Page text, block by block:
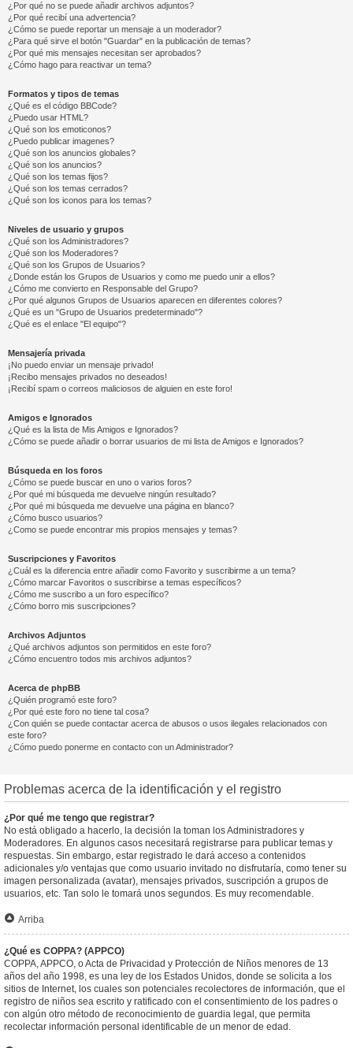
¿Por qué no se puede añadir archivos adjuntos?
¿Por qué recibí una advertencia?
¿Cómo se puede reportar un mensaje a un moderador?
¿Para qué sirve el botón "Guardar" en la publicación de temas?
¿Por qué mis mensajes necesitan ser aprobados?
¿Cómo hago para reactivar un tema?
Formatos y tipos de temas
¿Qué es el código BBCode?
¿Puedo usar HTML?
¿Qué son los emoticonos?
¿Puedo publicar imagenes?
¿Qué son los anuncios globales?
¿Qué son los anuncios?
¿Qué son los temas fijos?
¿Qué son los temas cerrados?
¿Qué son los iconos para los temas?
Niveles de usuario y grupos
¿Qué son los Administradores?
¿Qué son los Moderadores?
¿Qué son los Grupos de Usuarios?
¿Donde están los Grupos de Usuarios y como me puedo unir a ellos?
¿Cómo me convierto en Responsable del Grupo?
¿Por qué algunos Grupos de Usuarios aparecen en diferentes colores?
¿Qué es un "Grupo de Usuarios predeterminado"?
¿Qué es el enlace "El equipo"?
Mensajería privada
¡No puedo enviar un mensaje privado!
¡Recibo mensajes privados no deseados!
¡Recibí spam o correos maliciosos de alguien en este foro!
Amigos e Ignorados
¿Qué es la lista de Mis Amigos e Ignorados?
¿Cómo se puede añadir o borrar usuarios de mi lista de Amigos e Ignorados?
Búsqueda en los foros
¿Cómo se puede buscar en uno o varios foros?
¿Por qué mi búsqueda me devuelve ningún resultado?
¿Por qué mi búsqueda me devuelve una página en blanco?
¿Cómo busco usuarios?
¿Como se puede encontrar mis propios mensajes y temas?
Suscripciones y Favoritos
¿Cuál es la diferencia entre añadir como Favorito y suscribirme a un tema?
¿Cómo marcar Favoritos o suscribirse a temas específicos?
¿Cómo me suscribo a un foro específico?
¿Cómo borro mis suscripciones?
Archivos Adjuntos
¿Qué archivos adjuntos son permitidos en este foro?
¿Cómo encuentro todos mis archivos adjuntos?
Acerca de phpBB
¿Quién programó este foro?
¿Por qué este foro no tiene tal cosa?
¿Con quién se puede contactar acerca de abusos o usos ilegales relacionados con
este foro?
¿Cómo puedo ponerme en contacto con un Administrador?
Problemas acerca de la identificación y el registro
¿Por qué me tengo que registrar?
No está obligado a hacerlo, la decisión la toman los Administradores y
Moderadores. En algunos casos necesitará registrarse para publicar temas y
respuestas. Sin embargo, estar registrado le dará acceso a contenidos
adicionales y/o ventajas que como usuario invitado no disfrutaría, como tener su
imagen personalizada (avatar), mensajes privados, suscripción a grupos de
usuarios, etc. Tan solo le tomará unos segundos. Es muy recomendable.
Arriba
¿Qué es COPPA? (APPCO)
COPPA, APPCO, o Acta de Privacidad y Protección de Niños menores de 13
años del año 1998, es una ley de los Estados Unidos, donde se solicita a los
sitios de Internet, los cuales son potenciales recolectores de información, que el
registro de niños sea escrito y ratificado con el consentimiento de los padres o
con algún otro método de reconocimiento de guardia legal, que permita
recolectar información personal identificable de un menor de edad.